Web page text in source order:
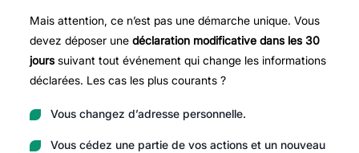
Mais attention, ce n’est pas une démarche unique. Vous
devez déposer une déclaration modificative dans les 30
jourssuivant tout événement qui change les informations
déclarées. Les cas les plus courants ?
Vous changez d’adresse personnelle.
Vous cédez une partie de vos actions et un nouveau